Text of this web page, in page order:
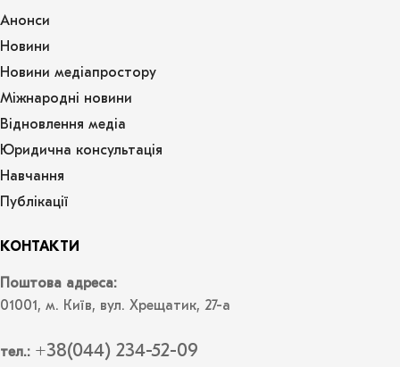
Анонси
Новини
Новини медіапростору
Міжнародні новини
Відновлення медіа
Юридична консультація
Навчання
Публікації
КОНТАКТИ
Поштова адреса:
01001, м. Київ, вул. Хрещатик, 27-а
тел.: +38(044) 234-52-09